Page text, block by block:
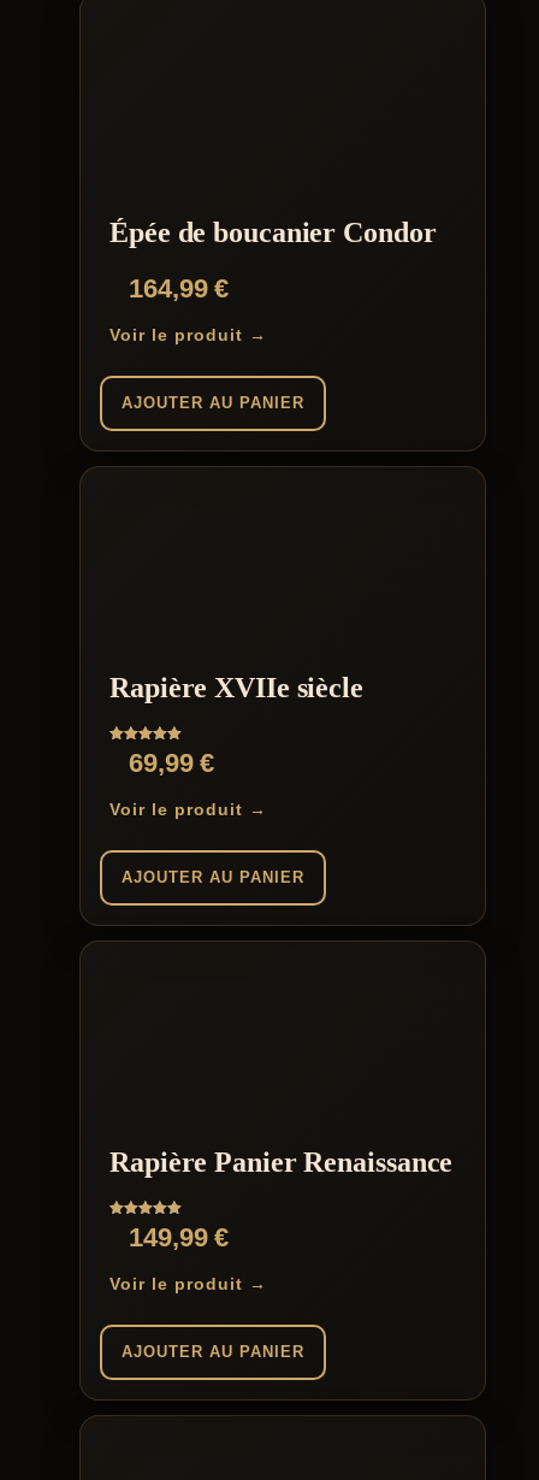
Épée de boucanier Condor
164,99€
Voir le produit →
AJOUTER AU PANIER
Rapière XVIIe siècle
Note
5.0069,99€
Voir le produit →
AJOUTER AU PANIER
Rapière Panier Renaissance
Note
5.00149,99€
Voir le produit →
AJOUTER AU PANIER